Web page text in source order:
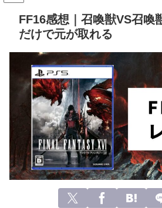
FF16感想｜召喚獣VS召喚
だけで元が取れる